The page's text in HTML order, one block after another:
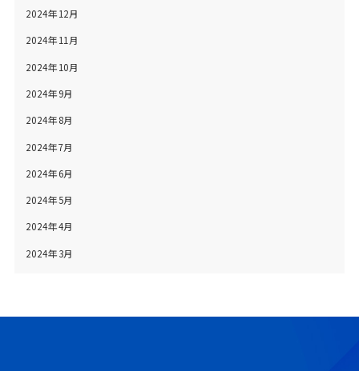
2024年12月
2024年11月
2024年10月
2024年9月
2024年8月
2024年7月
2024年6月
2024年5月
2024年4月
2024年3月